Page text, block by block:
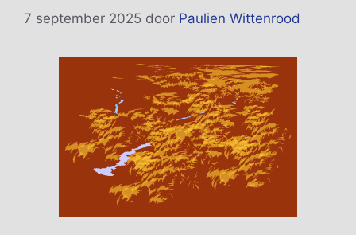
7 september 2025 door Paulien Wittenrood